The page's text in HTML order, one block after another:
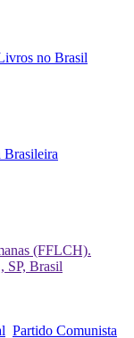
no Brasil
Brasileira
(FFLCH).
SP, Brasil
Partido Comunista